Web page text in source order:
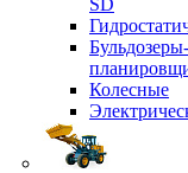
SD
Бульдозеры-
Колесные